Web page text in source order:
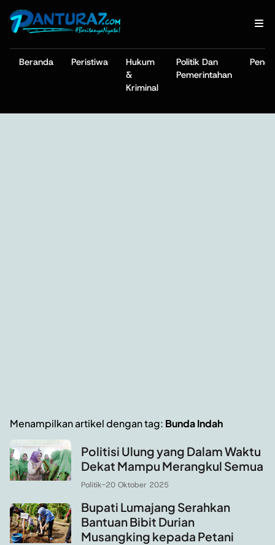
Beranda Peristiwa
Hukum
&
Kriminal
Politik Dan
Pemerintahan
Menampilkan artikel dengan tag: Bunda Indah
Politisi Ulung yang Dalam Waktu
Dekat Mampu Merangkul Semua
Politik-20 Oktober 2025
Bupati Lumajang Serahkan
Bantuan Bibit Durian
Musangking kepada Petani